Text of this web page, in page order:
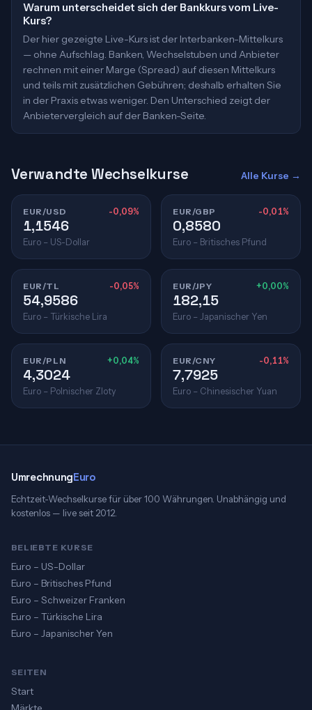
Warum unterscheidet sich der Bankkurs vom Live-
Kurs?
Der hier gezeigte Live-Kurs ist der Interbanken-Mittelkurs
— ohne Aufschlag. Banken, Wechselstuben und Anbieter
rechnen mit einer Marge (Spread) auf diesen Mittelkurs
und teils mit zusätzlichen Gebühren; deshalb erhalten Sie
in der Praxis etwas weniger. Den Unterschied zeigt der
Anbietervergleich auf der Banken-Seite.
Verwandte Wechselkurse Alle Kurse →
EUR/USD -0,09%
1,1546
Euro – US-Dollar
EUR/GBP -0,01%
0,8580
Euro – Britisches Pfund
EUR/TL -0,05%
54,9586
Euro – Türkische Lira
EUR/JPY +0,00%
182,15
Euro – Japanischer Yen
EUR/PLN +0,04%
4,3024
Euro – Polnischer Zloty
EUR/CNY -0,11%
7,7925
Euro – Chinesischer Yuan
UmrechnungEuro
Echtzeit-Wechselkurse für über 100 Währungen. Unabhängig und
kostenlos — live seit 2012.
BELIEBTE KURSE
Euro – US-Dollar
Euro – Britisches Pfund
Euro – Schweizer Franken
Euro – Türkische Lira
Euro – Japanischer Yen
SEITEN
Start